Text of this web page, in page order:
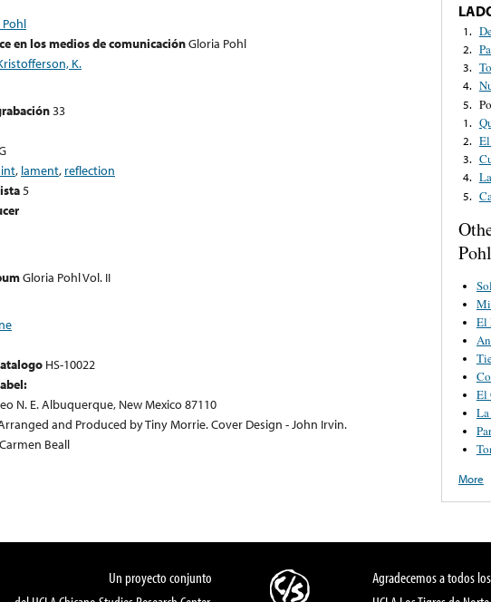
en los medios de comunicaciónGloria Pohl
K.
33
, lament, reflection
5
Gloria Pohl Vol. II
HS-10022
N. E. Albuquerque, New Mexico 87110
and Produced by Tiny Morrie. Cover Design - John Irvin.
Carmen Beall
1.
2.
3.
4.
5.
1.
2.
3.
4.
5.
Pohl
Mi
El
El
More
Un proyecto conjunto
Agradecemos a todos